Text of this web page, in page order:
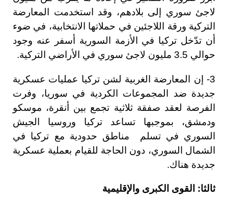
لاجئ سوري إلى بلادهم، وقد استخدمت المعارضة
التركية ورقة اللاجئين في حملاتها الانتخابية، في ضوء
أن تدّخل تركيا في الأزمة السورية أسفر عنه وجود
حوالي 3.5 مليون لاجئ سوري في الأراضي التركية.
3- إن المعارضة الغربية لشن تركيا عمليات عسكرية
جديدة ضد المجموعات الكردية في سوريا، وفرت
الفرصة لعقد صفقة ثلاثية تجمع بين أنقرة، موسكو
ودمشق، بموجبها تساعد تركيا وروسيا الجيش
السوري في تسلم مناطق حدودية مع تركيا في
الشمال السوري، دون الحاجة للقيام بعملية عسكرية
جديدة هناك.
ثالثا: القوى الكبرى والإقليمية